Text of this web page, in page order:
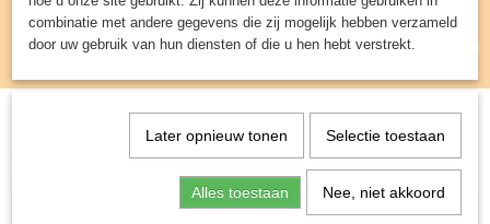
Inloggen Registreren
UW WINKELWAGEN
(0)
Ruilkaarten>Accessoires Deckboxen>
Squaroes Squaroe Batman: Gotham City - Robin
combinatie met andere gegevens die zij mogelijk hebben verzameld
door uw gebruik van hun diensten of die u hen hebt verstrekt.
Later opnieuw tonen Selectie toestaan
Alles toestaan Nee, niet akkoord